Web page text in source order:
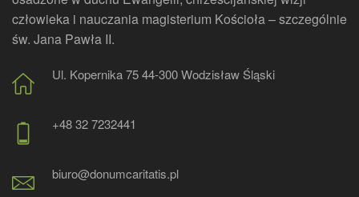
człowieka i nauczania magisterium Kościoła – szczególnie
św. Jana Pawła II.
Ul. Kopernika 75 44-300 Wodzisław Śląski
+48 32 7232441
biuro@donumcaritatis.pl